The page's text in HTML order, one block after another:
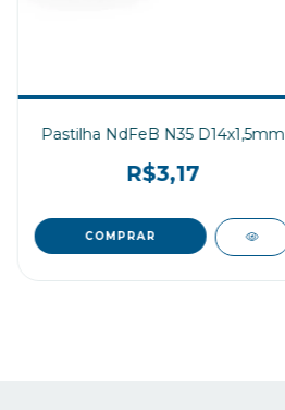
Pastilha NdFeB N35 D14x1,5mm
R$3,17